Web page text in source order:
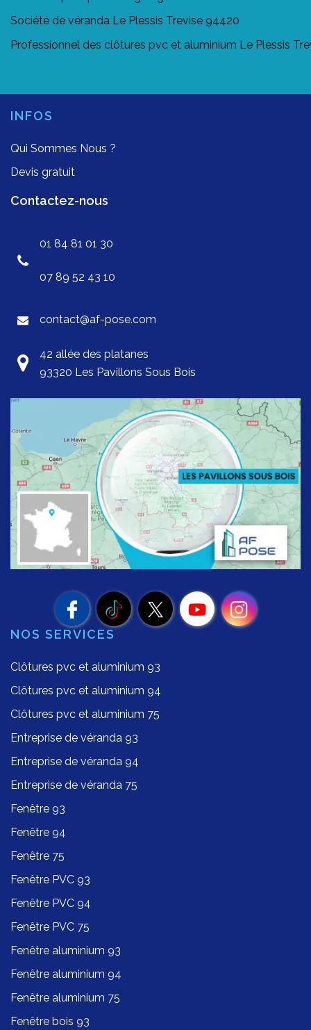
Société de véranda Le Plessis Trevise 94420
Professionnel des clôtures pvc et aluminium Le Plessis
INFOS
Qui Sommes Nous ?
Devis gratuit
Contactez-nous
01 84 81 01 30
07 89 52 43 10
contact@af-pose.com
42 allée des platanes
93320 Les Pavillons Sous Bois
NOS SERVICES
Clôtures pvc et aluminium 93
Clôtures pvc et aluminium 94
Clôtures pvc et aluminium 75
Entreprise de véranda 93
Entreprise de véranda 94
Entreprise de véranda 75
Fenêtre 93
Fenêtre 94
Fenêtre 75
Fenêtre PVC 93
Fenêtre PVC 94
Fenêtre PVC 75
Fenêtre aluminium 93
Fenêtre aluminium 94
Fenêtre aluminium 75
Fenêtre bois 93